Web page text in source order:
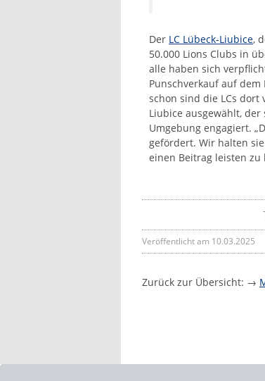
Der LC Lübeck-Liubice,
50.000 Lions Clubs in
alle haben sich
Punschverkauf auf
schon sind die LCs dort
Liubice ausgewählt,
Umgebung engagiert.
gefördert. Wir halten
einen Beitrag leisten zu
Veröffentlicht am 10.03.2025
Zurück zur Übersicht: →